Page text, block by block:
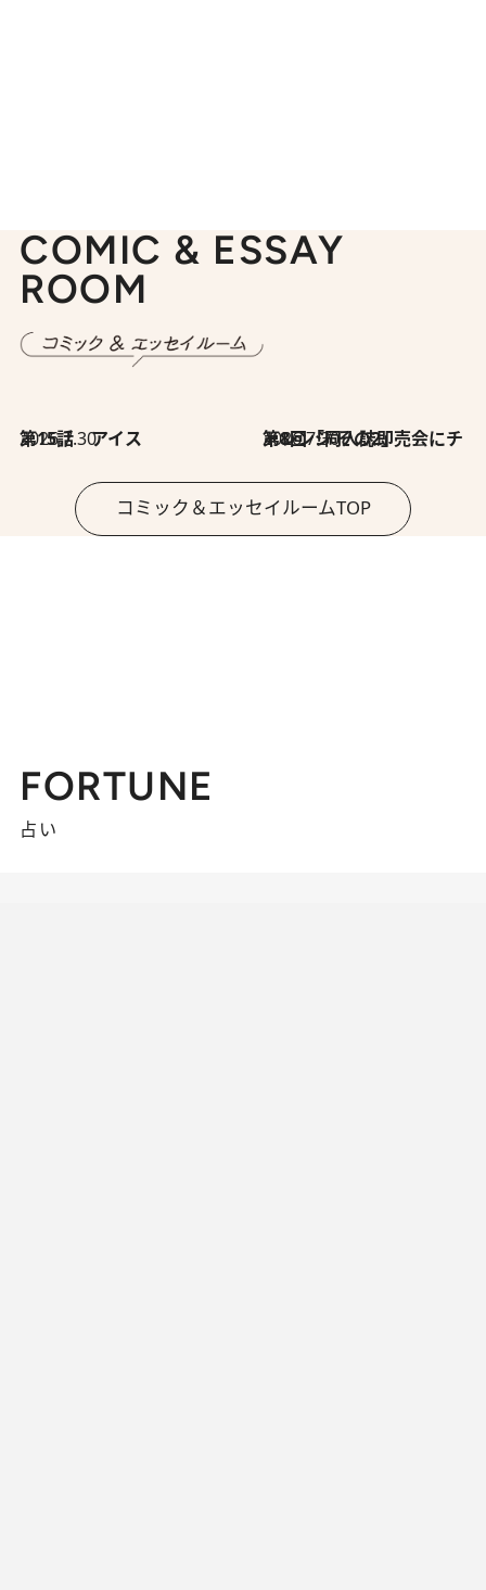
COMIC & ESSAY
ROOM
2026.7.30
第15話 アイス 2026.7.30
第8回「同人誌即売会にチャレンジ その2」
コミック＆エッセイルームTOP
FORTUNE
占い